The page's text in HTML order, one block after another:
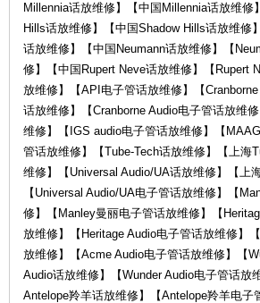
Millennia话放维修】【中国Millennia话放维
Hills话放维修】【中国Shadow Hills话放维修
话放维修】【中国Neumann话放维修】【
修】【中国Rupert Neve话放维修】【Rupert
放维修】【API电子管话放维修】【
话放维修】【Cranborne Audio电子管话放维
维修】【IGS audio电子管话放维修】【
管话放维修】【Tube-Tech话放维修】【上海
维修】【Universal Audio/UA话放维修】【上
【Universal Audio/UA电子管话放维修】【
修】【Manley曼丽电子管话放维修】【
放维修】【Heritage Audio电子管话放维修】
放维修】【Acme Audio电子管话放维修】【
Audio话放维修】【Wunder Audio电子管话
Antelope羚羊话放维修】【Antelope羚羊电